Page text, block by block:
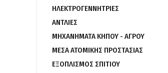
ΗΛΕΚΤΡΟΓΕΝΝΗΤΡΙΕΣ
ΑΝΤΛΙΕΣ
ΜΗΧΑΝΗΜΑΤΑ ΚΗΠΟΥ - ΑΓΡΟΥ
ΜΕΣΑ ΑΤΟΜΙΚΗΣ ΠΡΟΣΤΑΣΙΑΣ
ΕΞΟΠΛΙΣΜΟΣ ΣΠΙΤΙΟΥ